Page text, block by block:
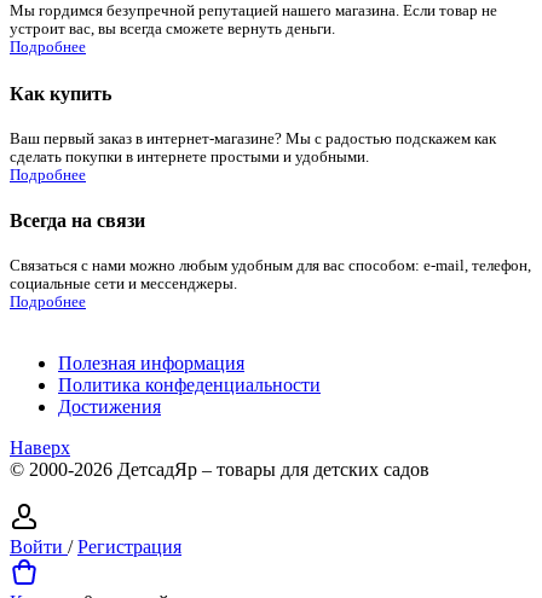
Мы гордимся безупречной репутацией нашего магазина. Если товар не
устроит вас, вы всегда сможете вернуть деньги.
Подробнее
Как купить
Ваш первый заказ в интернет-магазине? Мы с радостью подскажем как
сделать покупки в интернете простыми и удобными.
Подробнее
Всегда на связи
Связаться с нами можно любым удобным для вас способом: e-mail, телефон,
социальные сети и мессенджеры.
Подробнее
Полезная информация
Политика конфеденциальности
Достижения
Наверх
© 2000-2026 ДетсадЯр – товары для детских садов
Войти /Регистрация